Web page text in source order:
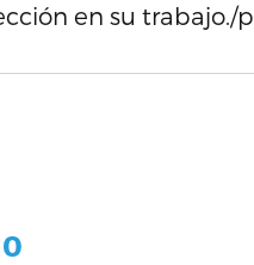
en su trabajo./p
0